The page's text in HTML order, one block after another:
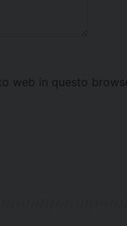
web in questo